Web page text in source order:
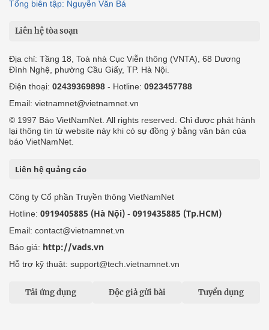
Tổng biên tập: Nguyễn Văn Bá
Liên hệ tòa soạn
Địa chỉ: Tầng 18, Toà nhà Cục Viễn thông (VNTA), 68 Dương
Đình Nghệ, phường Cầu Giấy, TP. Hà Nội.
Điện thoại: 02439369898 - Hotline: 0923457788
Email: vietnamnet@vietnamnet.vn
© 1997 Báo VietNamNet. All rights reserved. Chỉ được phát hành
lại thông tin từ website này khi có sự đồng ý bằng văn bản của
báo VietNamNet.
Liên hệ quảng cáo
Công ty Cổ phần Truyền thông VietNamNet
Hotline: 0919405885 (Hà Nội) - 0919435885 (Tp.HCM)
Email: contact@vietnamnet.vn
Báo giá: http://vads.vn
Hỗ trợ kỹ thuật: support@tech.vietnamnet.vn
Tải ứng dụng Độc giả gửi bài Tuyển dụng